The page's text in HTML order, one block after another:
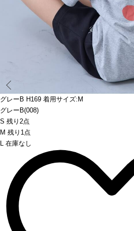
グレーB H169 着用サイズ:M
グレーB(008)
S 残り2点
M 残り1点
L 在庫なし